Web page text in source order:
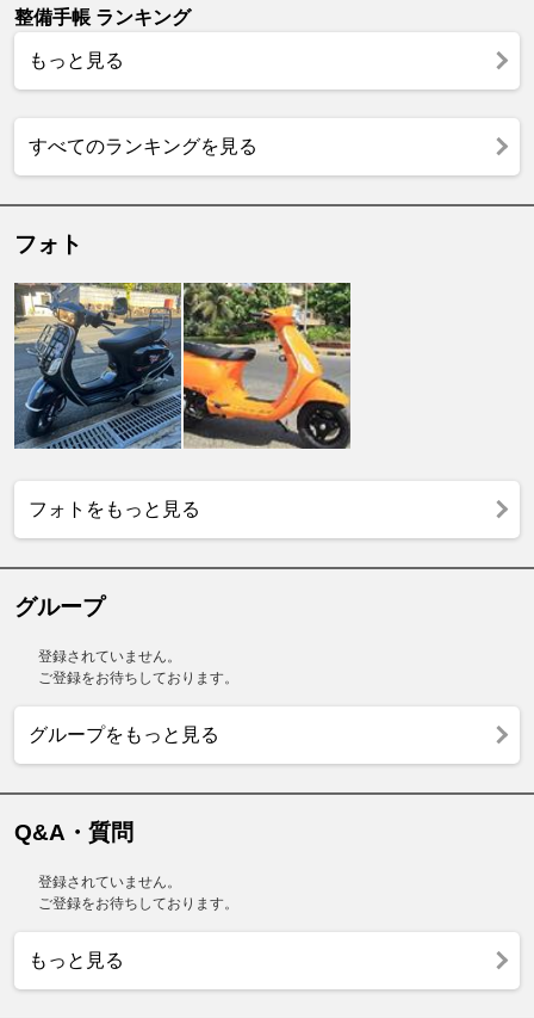
整備手帳 ランキング
もっと見る
すべてのランキングを見る
フォト
フォトをもっと見る
グループ
登録されていません。
ご登録をお待ちしております。
グループをもっと見る
Q&A・質問
登録されていません。
ご登録をお待ちしております。
もっと見る